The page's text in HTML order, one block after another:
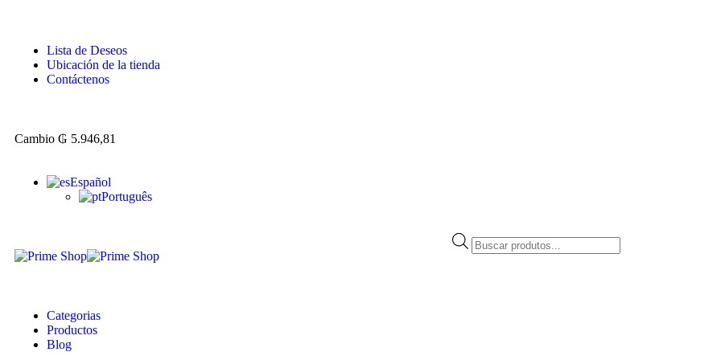
Lista de Deseos
Ubicación de la tienda
Contáctenos
Cambio ₲ 5.946,81
Español
Português
Categorias
Productos
Blog